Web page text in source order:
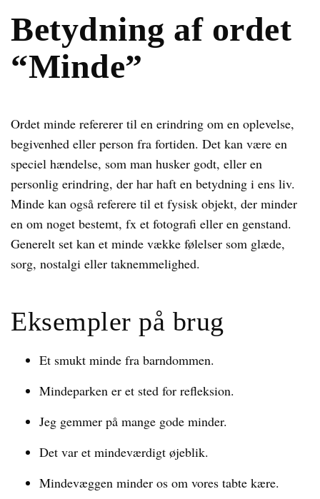
Betydning af ordet
“Minde”
Ordet minde refererer til en erindring om en oplevelse,
begivenhed eller person fra fortiden. Det kan være en
speciel hændelse, som man husker godt, eller en
personlig erindring, der har haft en betydning i ens liv.
Minde kan også referere til et fysisk objekt, der minder
en om noget bestemt, fx et fotografi eller en genstand.
Generelt set kan et minde vække følelser som glæde,
sorg, nostalgi eller taknemmelighed.
Eksempler på brug
Et smukt minde fra barndommen.
Mindeparken er et sted for refleksion.
Jeg gemmer på mange gode minder.
Det var et mindeværdigt øjeblik.
Mindevæggen minder os om vores tabte kære.